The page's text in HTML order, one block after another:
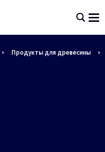
Продукты для древесины